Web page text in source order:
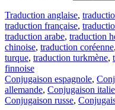
Traduction anglaise,
traduction française,
traduction arabe, traduction
chinoise, traduction coréenne,
turque, traduction turkmène,
finnoise
Conjugaison espagnole,
allemande, Conjugaison
Conjugaison russe,